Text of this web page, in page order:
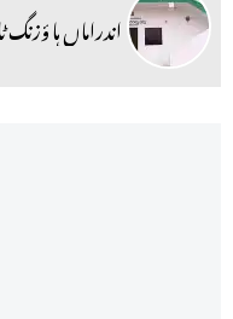
اندراماں ہا